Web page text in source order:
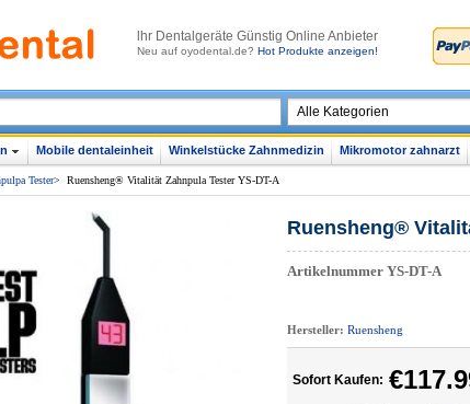
lhr Dentalgeräte Günstig Online Anbieter
Neu auf oyodental.de? Hot Produkte anzeigen!
Mobile dentaleinheit Winkelstücke Zahnmedizin Mikromotor zahnarzt
Tester> Ruensheng® Vitalität Zahnpula Tester YS-DT-A
Ruensheng®
Artikelnummer YS-DT-A
Hersteller: Ruensheng
Sofort Kaufen: